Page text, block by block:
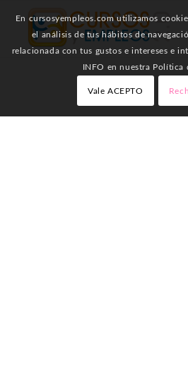
En cursosyempleos.com utilizamos
el análisis de tus hábitos de
relacionada con tus gustos e intereses e
INFO en nuestra Política
Vale ACEPTO